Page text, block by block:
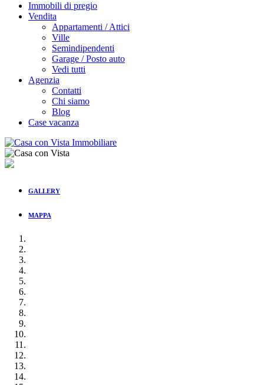
Immobili di pregio
Vendita
Appartamenti / Attici
Ville
Semindipendenti
Garage / Posto auto
Vedi tutti
Agenzia
Contatti
Chi siamo
Blog
Case vacanza
GALLERY
MAPPA